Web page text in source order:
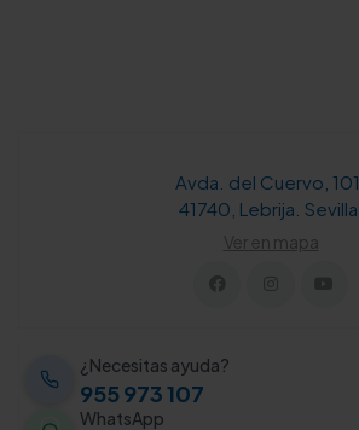
Avda. del Cuervo, 101.
41740, Lebrija. Sevilla.
Ver en mapa
¿Necesitas ayuda?
955 973 107
WhatsApp